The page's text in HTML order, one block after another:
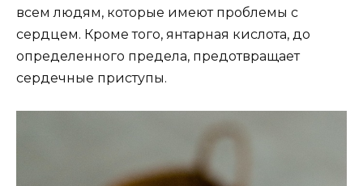
всем людям, которые имеют проблемы с
сердцем. Кроме того, янтарная кислота, до
определенного предела, предотвращает
сердечные приступы.